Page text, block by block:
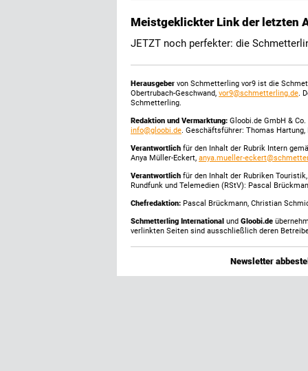
Meistgeklickter Link der letzten
JETZT noch perfekter: die
Herausgeber von Schmetterling vor9 ist die
Obertrubach-Geschwand, vor9@schmetterling.de.
Schmetterling.
Redaktion und Vermarktung: Gloobi.de GmbH &
info@gloobi.de. Geschäftsführer: Thomas
Verantwortlich für den Inhalt der Rubrik Intern
Anya Müller-Eckert, anya.mueller-
Verantwortlich für den Inhalt der Rubriken
Rundfunk und Telemedien (RStV): Pascal
Chefredaktion: Pascal Brückmann, Christian
Schmetterling International und Gloobi.de
verlinkten Seiten sind ausschließlich deren
Newsletter